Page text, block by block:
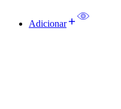
Adicionar